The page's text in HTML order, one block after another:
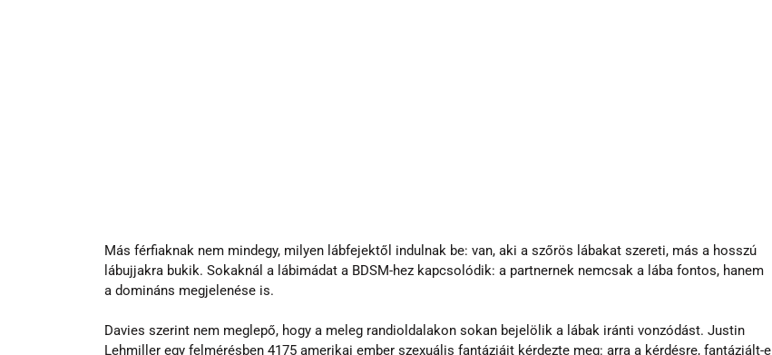
Más férfiaknak nem mindegy, milyen lábfejektől indulnak be: van, aki a szőrös lábakat szereti, más a hosszú
lábujjakra bukik. Sokaknál a lábimádat a BDSM-hez kapcsolódik: a partnernek nemcsak a lába fontos, hanem
a domináns megjelenése is.
Davies szerint nem meglepő, hogy a meleg randioldalakon sokan bejelölik a lábak iránti vonzódást. Justin
Lehmiller egy felmérésben 4175 amerikai ember szexuális fantáziáit kérdezte meg: arra a kérdésre, fantáziált-e